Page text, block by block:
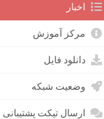
اخبار
مرکز آموزش
دانلود فایل
وضعیت شبکه
ارسال تیکت پشتیبانی